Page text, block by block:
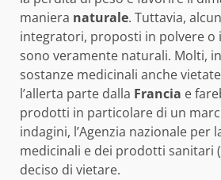
maniera naturale. Tuttavia,
integratori, proposti in polvere o
sono veramente naturali. Molti,
sostanze medicinali anche
l’allerta parte dalla Francia e
prodotti in particolare di un
indagini, l’Agenzia nazionale per
medicinali e dei prodotti sanitari (
deciso di vietare.